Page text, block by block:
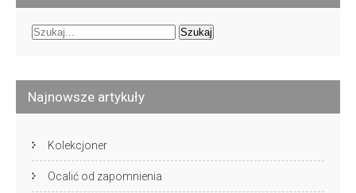
Najnowsze artykuły
Kolekcjoner
Ocalić od zapomnienia